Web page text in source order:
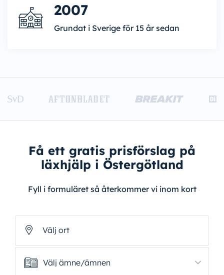
2007
Grundat i Sverige för 15 år sedan
Få ett gratis prisförslag på
läxhjälp i Östergötland
Fyll i formuläret så återkommer vi inom kort
Välj ort
Välj ämne/ämnen
Välj ämne/ämnen